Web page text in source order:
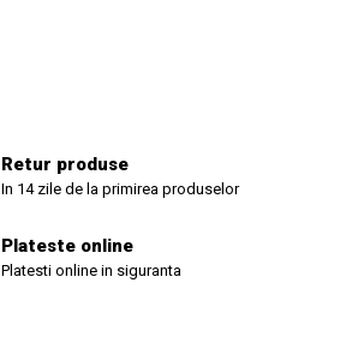
Retur produse
In 14 zile de la primirea produselor
Plateste online
Platesti online in siguranta